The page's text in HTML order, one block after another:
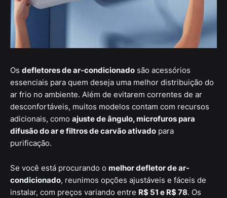
Os defletores de ar-condicionado são acessórios
essenciais para quem deseja uma melhor distribuição do
ar frio no ambiente. Além de evitarem correntes de ar
desconfortáveis, muitos modelos contam com recursos
adicionais, como ajuste de ângulo, microfuros para
difusão do ar e filtros de carvão ativado para
purificação.
Se você está procurando o melhor defletor de ar-
condicionado, reunimos opções ajustáveis e fáceis de
instalar, com preços variando entre R$ 51 e R$ 78. Os